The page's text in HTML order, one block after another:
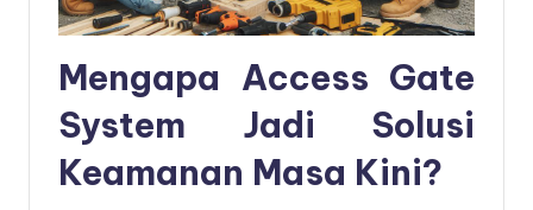
Mengapa Access Gate
System Jadi Solusi
Keamanan Masa Kini?